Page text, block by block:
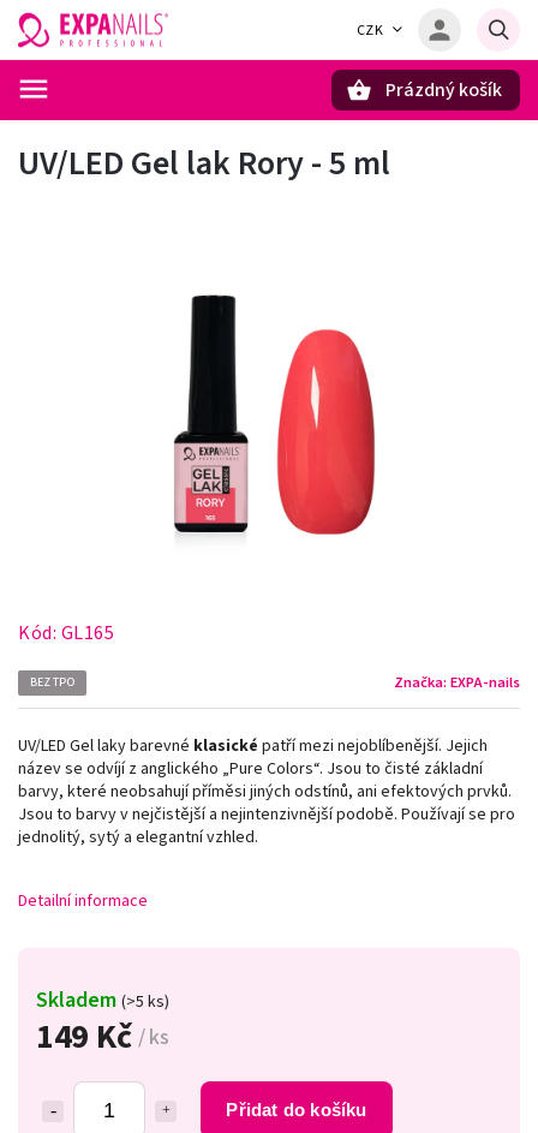
CZK
Prázdný košík
UV/LED Gel lak Rory - 5 ml
Kód: GL165
BEZ TPO Značka: EXPA-nails
149 Kč / ks
Přidat do košíku
Skladem (>5 ks)
UV/LED Gel laky barevné klasické patří mezi nejoblíbenější. Jejich
název se odvíjí z anglického „Pure Colors“. Jsou to čisté základní
barvy, které neobsahují příměsi jiných odstínů, ani efektových prvků.
Jsou to barvy v nejčistější a nejintenzivnější podobě. Používají se pro
jednolitý, sytý a elegantní vzhled.
Detailní informace